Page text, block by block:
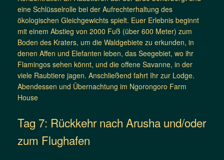
eine Schlüsselrolle bei der Aufrechterhaltung des
ökologischen Gleichgewichts spielt. Euer Erlebnis beginnt
mit einem Abstieg von 2000 Fuß (über 600 Meter) zum
Boden des Kraters, um die Waldgebiete zu erkunden, in
denen Affen und Elefanten leben, das Seegebiet, wo ihr
Flamingos sehen könnt, und die offene Savanne, in der
viele Raubtiere jagen. Anschließend fahrt Ihr zur Lodge.
Abendessen und Übernachtung im Ngorongoro Farm
House
Tag 7: Rückkehr nach Arusha und/oder
zum Flughafen